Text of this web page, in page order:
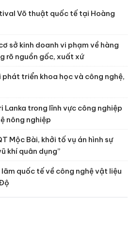
Võ thuật quốc tế tại Hoàng
sở kinh doanh vi phạm về hàng
rõ nguồn gốc, xuất xứ
triển khoa học và công nghệ,
Lanka trong lĩnh vực công nghiệp
nông nghiệp
Mộc Bài, khởi tố vụ án hình sự
khí quân dụng”
quốc tế về công nghệ vật liệu